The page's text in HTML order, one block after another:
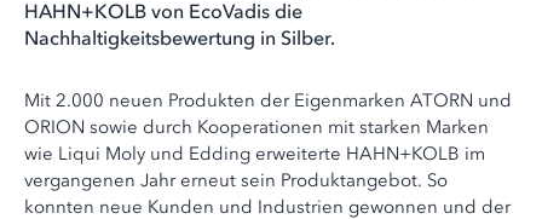
HAHN+KOLB von EcoVadis die
Nachhaltigkeitsbewertung in Silber.
Mit 2.000 neuen Produkten der Eigenmarken ATORN und
ORION sowie durch Kooperationen mit starken Marken
wie Liqui Moly und Edding erweiterte HAHN+KOLB im
vergangenen Jahr erneut sein Produktangebot. So
konnten neue Kunden und Industrien gewonnen und der